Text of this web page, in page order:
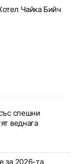
Чайка Бийч
спешни
веднага
за 2026-та